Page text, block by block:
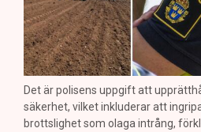
Det är polisens uppgift att
säkerhet, vilket inkluderar att
brottslighet som olaga intrång,